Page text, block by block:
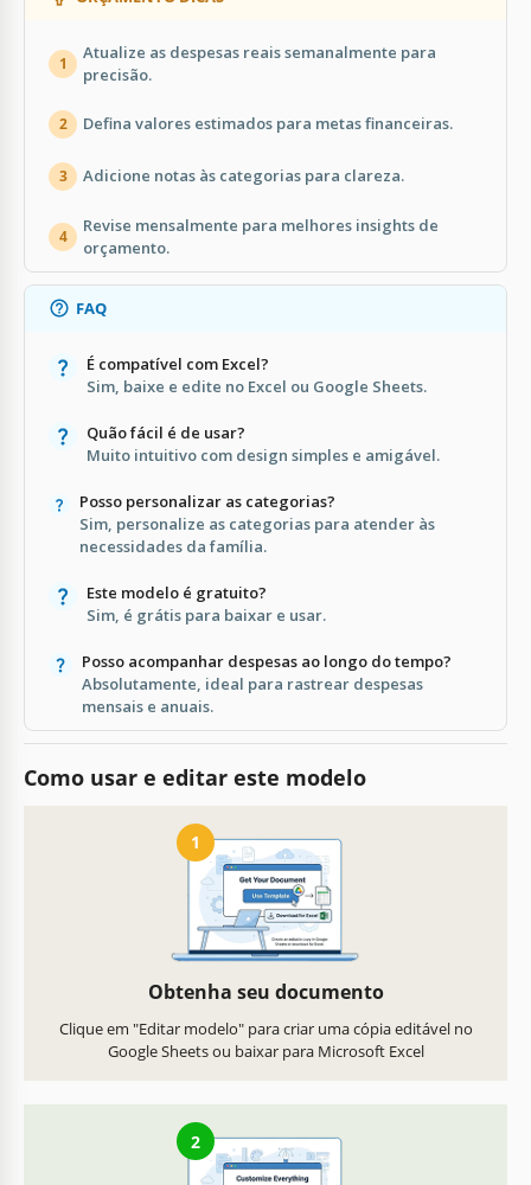
1
Atualize as despesas reais semanalmente para
precisão.
2 Defina valores estimados para metas financeiras.
3 Adicione notas às categorias para clareza.
4
Revise mensalmente para melhores insights de
orçamento.
FAQ
É compatível com Excel?
Sim, baixe e edite no Excel ou Google Sheets.
Quão fácil é de usar?
Muito intuitivo com design simples e amigável.
Posso personalizar as categorias?
Sim, personalize as categorias para atender às
necessidades da família.
Este modelo é gratuito?
Sim, é grátis para baixar e usar.
Posso acompanhar despesas ao longo do tempo?
Absolutamente, ideal para rastrear despesas
mensais e anuais.
Como usar e editar este modelo
1
Obtenha seu documento
Clique em "Editar modelo" para criar uma cópia editável no
Google Sheets ou baixar para Microsoft Excel
2